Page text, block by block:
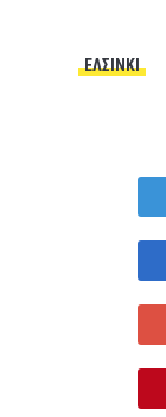
ΕΛΣΊΝΚΙ